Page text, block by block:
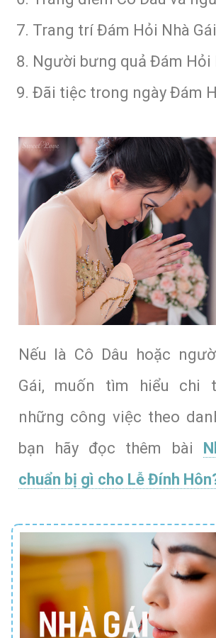
Trang trí Đám Hỏi Nhà
Người bưng quả Đám Hỏi
Đãi tiệc trong ngày Đám
Nếu là Cô Dâu hoặc
Gái, muốn tìm hiểu chi
những công việc theo
bạn hãy đọc thêm bài
chuẩn bị gì cho Lễ Đính